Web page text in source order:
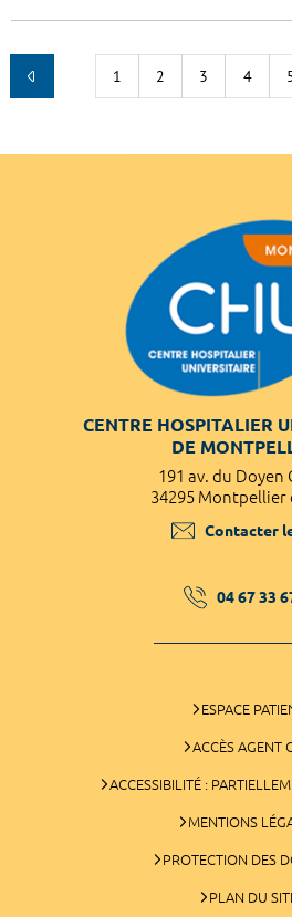
1 2 3 4
CENTRE HOSPITALIER
DE
191 av. du Doyen
34295 Montpellier
Contacter
04 67 33
ESPACE
ACCÈS AGENT
ACCESSIBILITÉ :
MENTIONS
PROTECTION DES
PLAN DU